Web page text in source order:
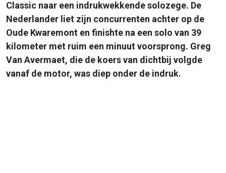
Classic naar een indrukwekkende solozege. De
Nederlander liet zijn concurrenten achter op de
Oude Kwaremont en finishte na een solo van 39
kilometer met ruim een minuut voorsprong. Greg
Van Avermaet, die de koers van dichtbij volgde
vanaf de motor, was diep onder de indruk.